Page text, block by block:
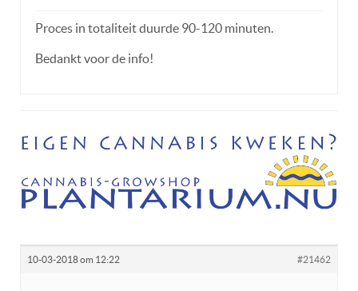
Proces in totaliteit duurde 90-120 minuten.
Bedankt voor de info!
10-03-2018 om 12:22 #21462